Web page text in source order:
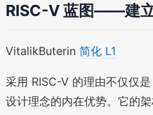
RISC-V 蓝图——建
VitalikButerin 简化 L1
采用 RISC-V 的理由不仅仅
设计理念的内在优势。它的